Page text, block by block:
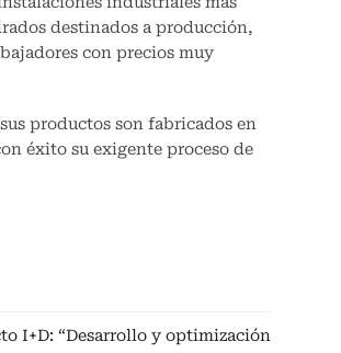
destinados a producción,
con precios muy
productos son fabricados en
éxito su exigente proceso de
I+D: “Desarrollo y optimización